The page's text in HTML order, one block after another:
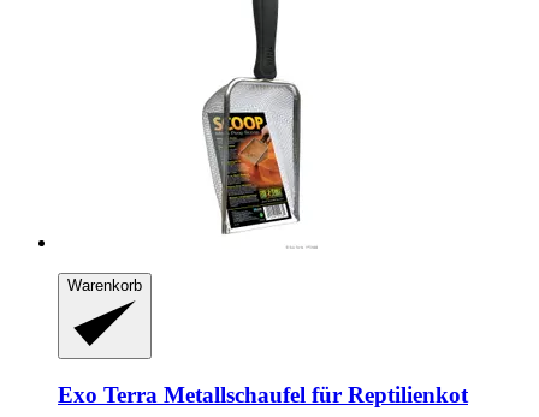
Warenkorb
Exo Terra Metallschaufel für Reptilienkot